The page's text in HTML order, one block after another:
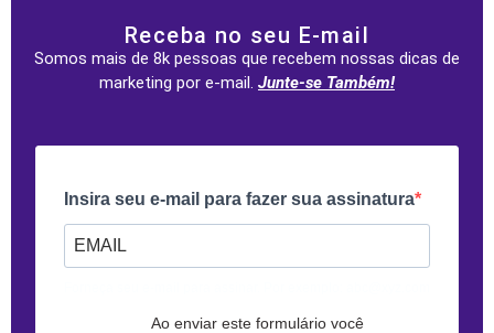
Receba no seu E-mail
Somos mais de 8k pessoas que recebem nossas dicas de
marketing por e-mail. Junte-se Também!
Insira seu e-mail para fazer sua assinatura
Ao enviar este formulário você